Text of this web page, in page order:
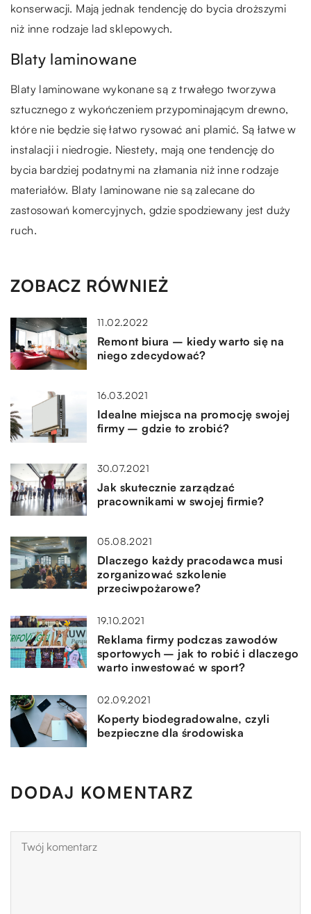
konserwacji. Mają jednak tendencję do bycia droższymi
niż inne rodzaje lad sklepowych.
Blaty laminowane
Blaty laminowane wykonane są z trwałego tworzywa
sztucznego z wykończeniem przypominającym drewno,
które nie będzie się łatwo rysować ani plamić. Są łatwe w
instalacji i niedrogie. Niestety, mają one tendencję do
bycia bardziej podatnymi na złamania niż inne rodzaje
materiałów. Blaty laminowane nie są zalecane do
zastosowań komercyjnych, gdzie spodziewany jest duży
ruch.
ZOBACZ RÓWNIEŻ
11.02.2022
Remont biura – kiedy warto się na
niego zdecydować?
16.03.2021
Idealne miejsca na promocję swojej
firmy – gdzie to zrobić?
30.07.2021
Jak skutecznie zarządzać
pracownikami w swojej firmie?
05.08.2021
Dlaczego każdy pracodawca musi
zorganizować szkolenie
przeciwpożarowe?
19.10.2021
Reklama firmy podczas zawodów
sportowych – jak to robić i dlaczego
warto inwestować w sport?
02.09.2021
Koperty biodegradowalne, czyli
bezpieczne dla środowiska
DODAJ KOMENTARZ